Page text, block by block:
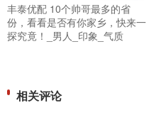
丰泰优配 10个帅哥最多的省
份，看看是否有你家乡，快来一
探究竟！_男人_印象_气质
相关评论